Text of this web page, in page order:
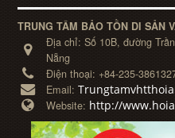
TRUNG TÂM BẢO TỒN DI SẢN
Địa chỉ:Số 10B, đường
Nẵng
Điện thoại: +84-235-
Email:
Website: http://